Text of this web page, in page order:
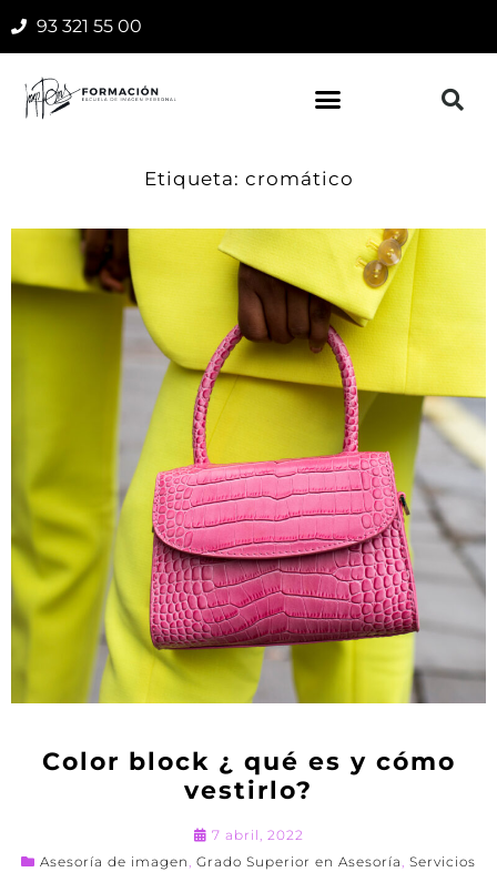
93 321 55 00
Etiqueta: cromático
Color block ¿ qué es y cómo
vestirlo?
7 abril, 2022
Asesoría de imagen, Grado Superior en Asesoría, Servicios